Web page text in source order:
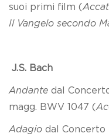
suoi primi film (
Il Vangelo secondo
J.S. Bach
Andante dal
magg. BWV 1047 (
Adagio dal Concerto